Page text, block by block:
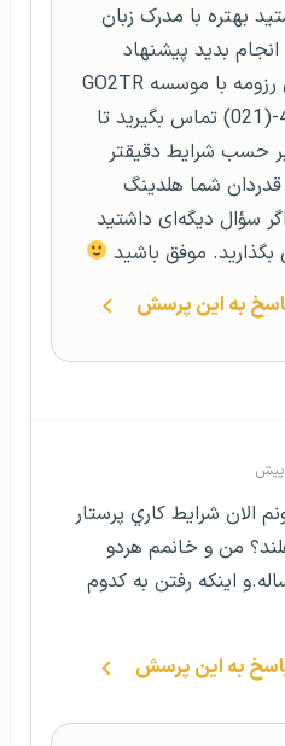
بهتره با مدرک زبان
انجام بدید پیشنهاد
میکنیم برای بررسی رزومه با موسسه GO2TR
به شماره 4300021-(021) تماس بگیرید تا
حسب شرایط دقیقتر
قدردان شما هلدینگ
مهاجرتی GO2TR اگر سؤال دیگه‌ای داشتید
بگذارید. موفق باشید
به این پرسش
الان شرايط كاري پرستار
من و خانمم هردو
هستيم.٣٠ساله.و اينكه رفتن به كدوم
به این پرسش